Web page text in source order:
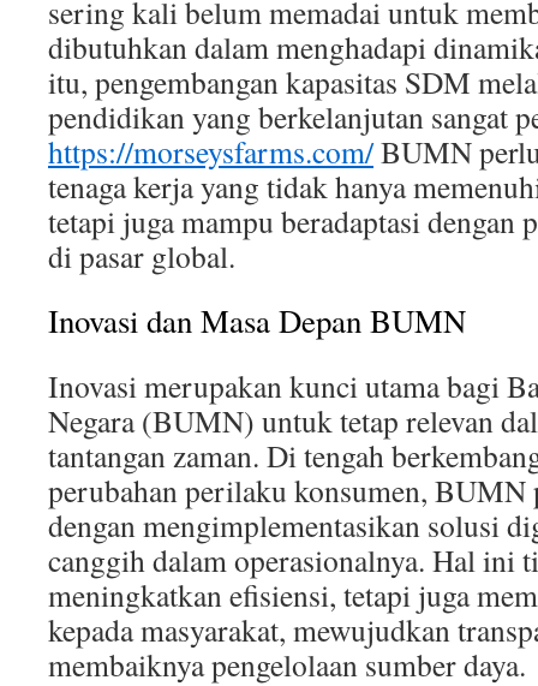
sering kali belum memadai untuk
dibutuhkan dalam menghadapi
itu, pengembangan kapasitas SDM
pendidikan yang berkelanjutan sangat
https://morseysfarms.com/BUMN
tenaga kerja yang tidak hanya
tetapi juga mampu beradaptasi dengan
di pasar global.
Inovasi dan Masa Depan BUMN
Inovasi merupakan kunci utama bagi
Negara (BUMN) untuk tetap relevan
tantangan zaman. Di tengah
perubahan perilaku konsumen, BUMN
dengan mengimplementasikan solusi
canggih dalam operasionalnya. Hal ini
meningkatkan efisiensi, tetapi juga
kepada masyarakat, mewujudkan
membaiknya pengelolaan sumber daya.